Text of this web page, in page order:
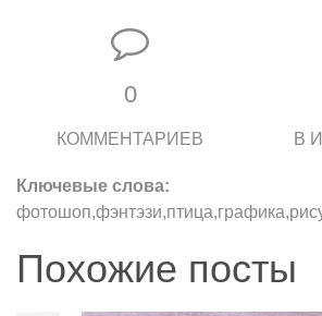
0
КОММЕНТАРИЕВ В
Ключевые слова:
Похожие посты